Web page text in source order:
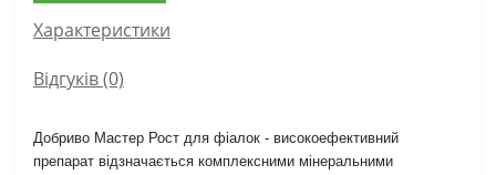
Характеристики
Відгуків (0)
Добриво Мастер Рост для фіалок - високоефективний
препарат відзначається комплексними мінеральними